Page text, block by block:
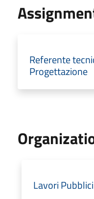
Referente
Progettazione
Lavori